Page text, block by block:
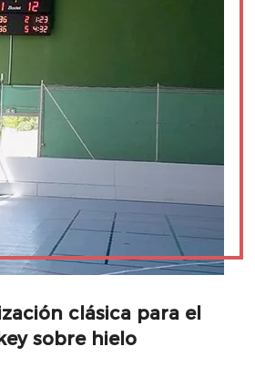
clásica para el
sobre hielo